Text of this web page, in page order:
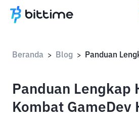
Beranda > Blog >
Panduan Lengkap
Kombat GameDev